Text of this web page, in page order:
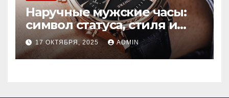
Наручные мужские часы:
символ статуса, стиля и
точности
17 ОКТЯБРЯ, 2025 ADMIN